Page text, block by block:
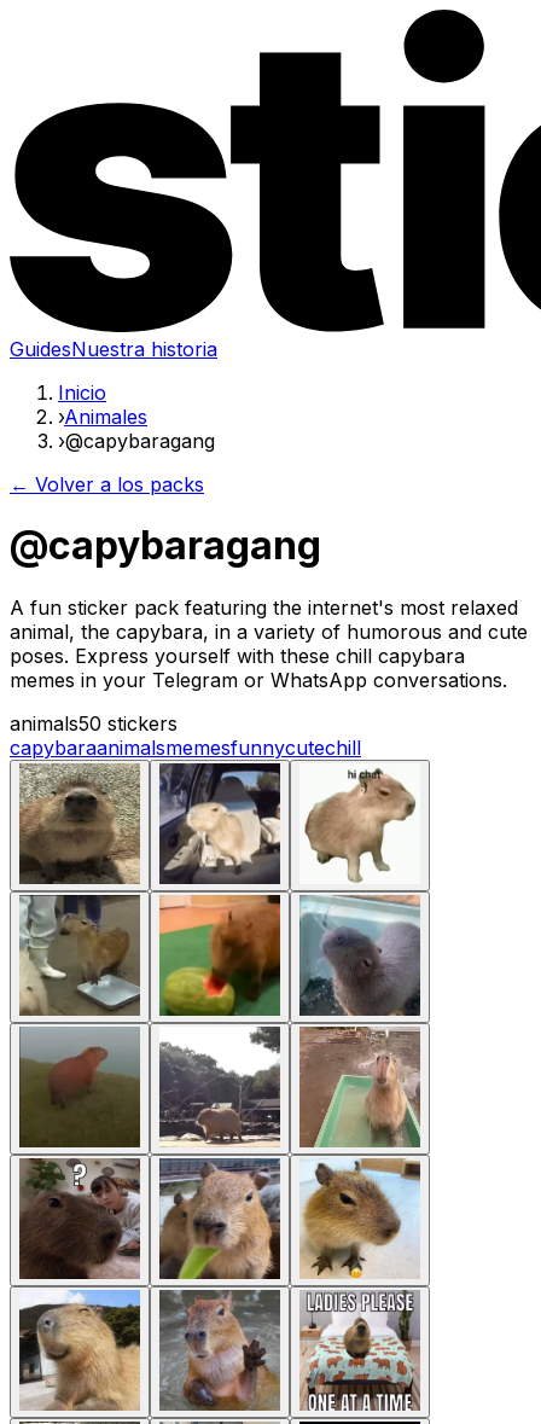
GuidesNuestra historia
Inicio
›Animales
›@capybaragang
← Volver a los packs
@capybaragang
A fun sticker pack featuring the internet's most relaxed
animal, the capybara, in a variety of humorous and cute
poses. Express yourself with these chill capybara
memes in your Telegram or WhatsApp conversations.
animals50 stickers
capybaraanimalsmemesfunnycutechill